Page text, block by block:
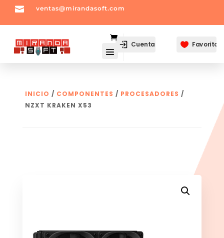
 ventas@mirandasoft.com
Cuenta  Favoritos
INICIO / COMPONENTES / PROCESADORES /
NZXT KRAKEN X53